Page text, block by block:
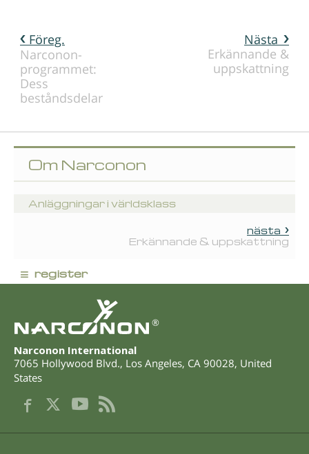
Nästa
Erkännande &
uppskattning
Föreg.
Narconon-
programmet:
Dess
beståndsdelar
Om Narconon
Anläggningar i världsklass
nästa
Erkännande & uppskattning
≡ register
®
Narconon International
7065 Hollywood Blvd., Los Angeles, CA 90028, United
States